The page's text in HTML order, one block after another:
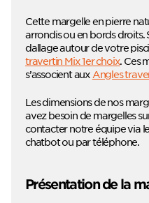
Cette margelle en pierre
arrondis ou en bords droits.
dallage autour de votre
travertin Mix 1er choix. Ces
s’associent aux Angles
Les dimensions de nos
avez besoin de margelles
contacter notre équipe via
chatbot ou par téléphone.
Présentation de la